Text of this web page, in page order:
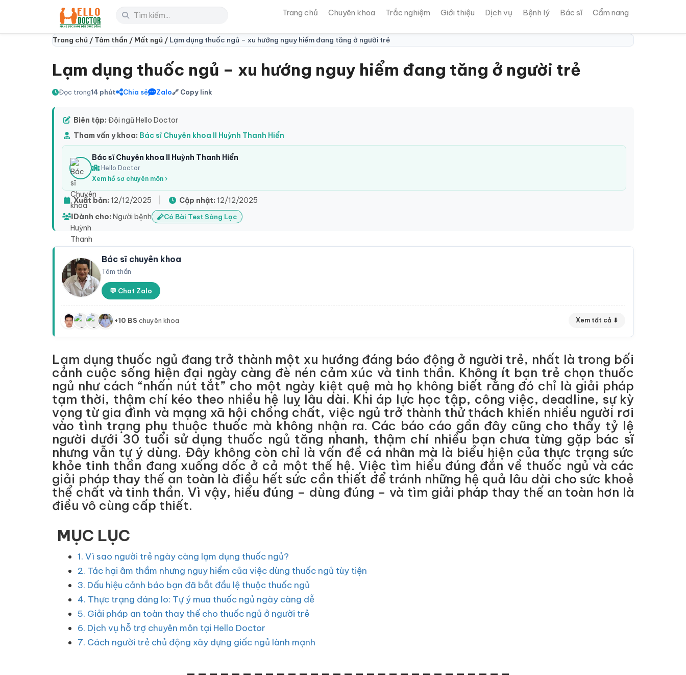
Trang chủ Chuyên khoa Trắc nghiệm Giới thiệu Dịch vụ Bệnh lý Bác sĩ Cẩm nang
Trang chủ / Tâm thần / Mất ngủ / Lạm dụng thuốc ngủ – xu hướng nguy hiểm đang tăng ở người trẻ
Lạm dụng thuốc ngủ – xu hướng nguy hiểm đang tăng ở người trẻ
Đọc trong14 phút Chia sẻ Zalo🔗 Copy link
Biên tập: Đội ngũ Hello Doctor
Tham vấn y khoa: Bác sĩ Chuyên khoa II Huỳnh Thanh Hiển
Bác sĩ Chuyên khoa II Huỳnh Thanh Hiển
Hello Doctor
Xem hồ sơ chuyên môn ›
Xuất bản: 12/12/2025 Cập nhật: 12/12/2025
Dành cho: Người bệnh Có Bài Test Sàng Lọc
Bác sĩ chuyên khoa
Tâm thần
💬 Chat Zalo
+10 BS chuyên khoa Xem tất cả ⬇
Lạm dụng thuốc ngủ đang trở thành một xu hướng đáng báo động ở người trẻ, nhất là trong bối
cảnh cuộc sống hiện đại ngày càng đè nén cảm xúc và tinh thần. Không ít bạn trẻ chọn thuốc
ngủ như cách “nhấn nút tắt” cho một ngày kiệt quệ mà họ không biết rằng đó chỉ là giải pháp
tạm thời, thậm chí kéo theo nhiều hệ luỵ lâu dài. Khi áp lực học tập, công việc, deadline, sự kỳ
vọng từ gia đình và mạng xã hội chồng chất, việc ngủ trở thành thử thách khiến nhiều người rơi
vào tình trạng phụ thuộc thuốc mà không nhận ra. Các báo cáo gần đây cũng cho thấy tỷ lệ
người dưới 30 tuổi sử dụng thuốc ngủ tăng nhanh, thậm chí nhiều bạn chưa từng gặp bác sĩ
nhưng vẫn tự ý dùng. Đây không còn chỉ là vấn đề cá nhân mà là biểu hiện của thực trạng sức
khỏe tinh thần đang xuống dốc ở cả một thế hệ. Việc tìm hiểu đúng đắn về thuốc ngủ và các
giải pháp thay thế an toàn là điều hết sức cần thiết để tránh những hệ quả lâu dài cho sức khoẻ
thể chất và tinh thần. Vì vậy, hiểu đúng – dùng đúng – và tìm giải pháp thay thế an toàn hơn là
điều vô cùng cấp thiết.
MỤC LỤC
1. Vì sao người trẻ ngày càng lạm dụng thuốc ngủ?
2. Tác hại âm thầm nhưng nguy hiểm của việc dùng thuốc ngủ tùy tiện
3. Dấu hiệu cảnh báo bạn đã bắt đầu lệ thuộc thuốc ngủ
4. Thực trạng đáng lo: Tự ý mua thuốc ngủ ngày càng dễ
5. Giải pháp an toàn thay thế cho thuốc ngủ ở người trẻ
6. Dịch vụ hỗ trợ chuyên môn tại Hello Doctor
7. Cách người trẻ chủ động xây dựng giấc ngủ lành mạnh